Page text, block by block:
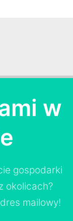
w
gospodarki
okolicach?
mailowy!